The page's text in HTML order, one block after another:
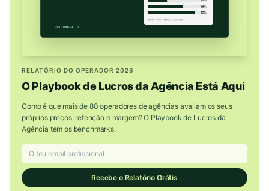
RELATÓRIO DO OPERADOR 2026
O Playbook de Lucros da Agência Está Aqui
Como é que mais de 80 operadores de agências avaliam os seus
próprios preços, retenção e margem? O Playbook de Lucros da
Agência tem os benchmarks.
Recebe o Relatório Grátis